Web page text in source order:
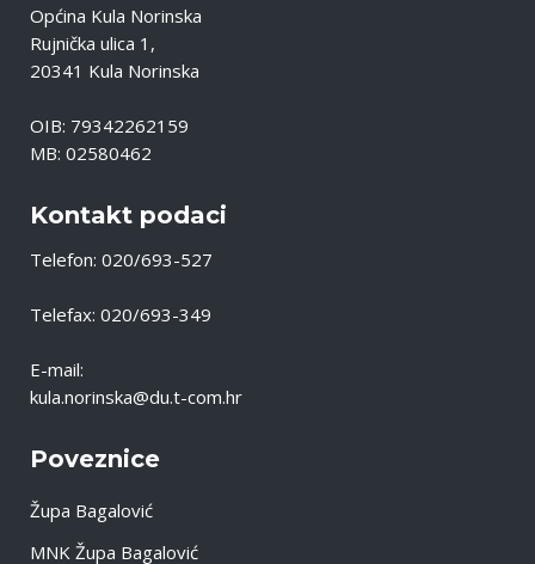
Općina Kula Norinska
Rujnička ulica 1,
20341 Kula Norinska
OIB: 79342262159
MB: 02580462
Kontakt podaci
Telefon: 020/693-527
Telefax: 020/693-349
E-mail:
kula.norinska@du.t-com.hr
Poveznice
Župa Bagalović
MNK Župa Bagalović